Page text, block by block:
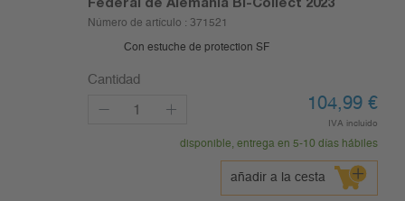
Número de artículo : 371521
Con estuche de protection SF
Cantidad
104,99 €
IVA incluido
disponible, entrega en 5-10 días hábiles
añadir a la cesta